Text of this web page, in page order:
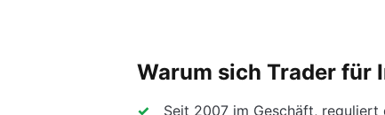
Warum sich Trader für
Seit 2007 im Geschäft, reguliert